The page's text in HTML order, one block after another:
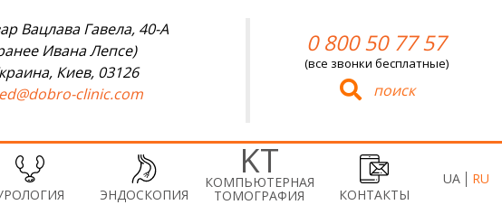
Вацлава Гавела, 40-А
Ивана Лепсе)
Киев, 03126
clinic.com
0 800 50 77 57
(все звонки бесплатные)
поиск
ЭНДОСКОПИЯ
КОМПЬЮТЕРНАЯ
ТОМОГРАФИЯ КОНТАКТЫ
UA RU